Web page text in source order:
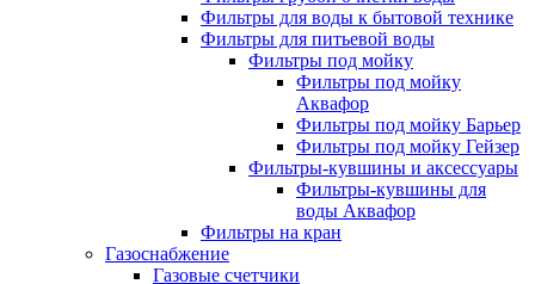
Фильтры для воды к бытовой технике
Фильтры для питьевой воды
Фильтры под мойку
Фильтры под мойку
Аквафор
Фильтры под мойку Барьер
Фильтры под мойку Гейзер
Фильтры-кувшины и аксессуары
Фильтры-кувшины для
воды Аквафор
Фильтры на кран
Газоснабжение
Газовые счетчики